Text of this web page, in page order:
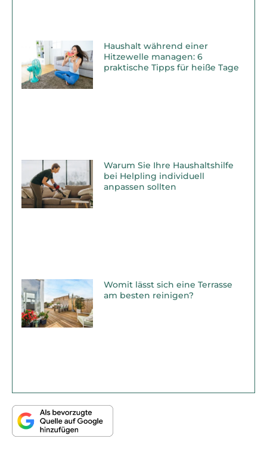
Haushalt während einer
Hitzewelle managen: 6
praktische Tipps für heiße Tage
Warum Sie Ihre Haushaltshilfe
bei Helpling individuell
anpassen sollten
Womit lässt sich eine Terrasse
am besten reinigen?